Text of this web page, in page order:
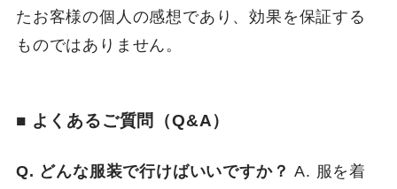
たお客様の個人の感想であり、効果を保証する
ものではありません。
■ よくあるご質問（Q&A）
Q. どんな服装で行けばいいですか？ A. 服を着